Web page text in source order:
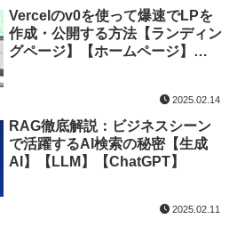
Vercelのv0を使って爆速でLPを
作成・公開する方法【ランディン
グページ】【ホームページ】
2025.02.14
RAG徹底解説：ビジネスシーン
で活躍するAI検索の秘密【生成
AI】【LLM】【ChatGPT】
2025.02.11